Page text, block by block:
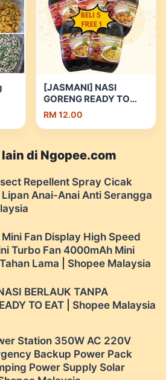
[JASMANI] NASI
GORENG READY TO
EAT DENGAN
PEMANAS | Shopee
RM 12.00
di Ngopee.com
Repellent Spray Cicak
Anai-Anai Anti Serangga
Mini Fan Display High Speed
Turbo Fan 4000mAh Mini
Lama | Shopee Malaysia
BERLAUK TANPA
TO EAT | Shopee Malaysia
Station 350W AC 220V
Backup Power Pack
Power Supply Solar